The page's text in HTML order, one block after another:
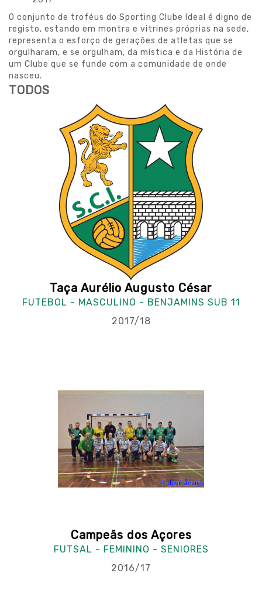
O conjunto de troféus do Sporting Clube Ideal é digno de
registo, estando em montra e vitrines próprias na sede,
representa o esforço de gerações de atletas que se
orgulharam, e se orgulham, da mística e da História de
um Clube que se funde com a comunidade de onde
nasceu.
TODOS
Taça Aurélio Augusto César
FUTEBOL - MASCULINO - BENJAMINS SUB 11
2017/18
Campeãs dos Açores
FUTSAL - FEMININO - SENIORES
2016/17